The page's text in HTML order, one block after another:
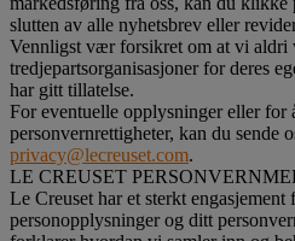
slutten av alle nyhetsbrev eller
Vennligst vær forsikret om at vi aldri
tredjepartsorganisasjoner for deres
har gitt tillatelse.
For eventuelle opplysninger eller for
personvernrettigheter, kan du sende
privacy@lecreuset.com.
LE CREUSET
Le Creuset har et sterkt engasjement
personopplysninger og ditt